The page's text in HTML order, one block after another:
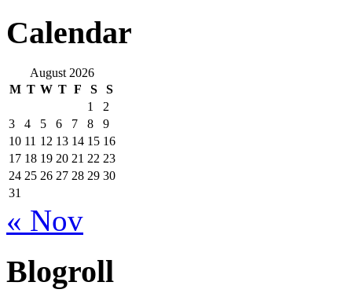
Calendar
August 2026
M T W T F S
S
1
2
3
4 5 6 7 8
9
10 11 12 13 14 15 16
17 18 19 20 21 22 23
24 25 26 27 28 29 30
31
« Nov
Blogroll